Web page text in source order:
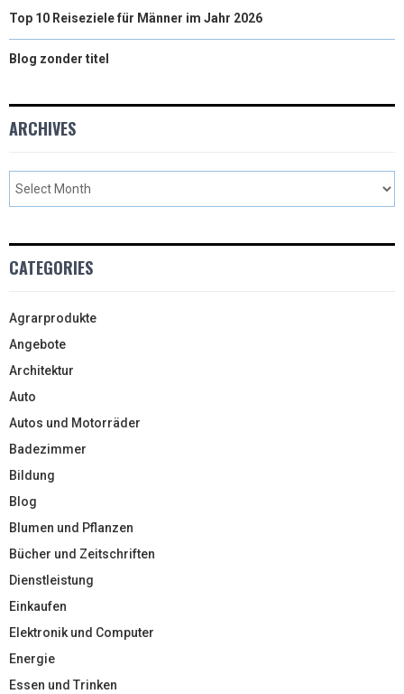
Top 10 Reiseziele für Männer im Jahr 2026
Blog zonder titel
ARCHIVES
CATEGORIES
Agrarprodukte
Angebote
Architektur
Auto
Autos und Motorräder
Badezimmer
Bildung
Blog
Blumen und Pflanzen
Bücher und Zeitschriften
Dienstleistung
Einkaufen
Elektronik und Computer
Energie
Essen und Trinken